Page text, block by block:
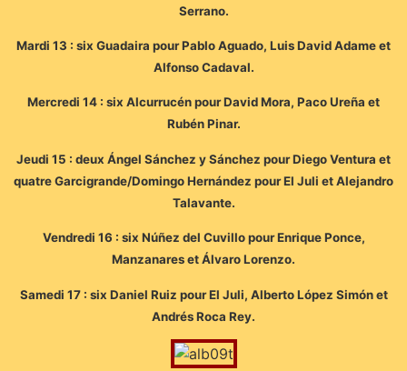
Serrano.
Mardi 13 : six Guadaira pour Pablo Aguado, Luis David Adame et
Alfonso Cadaval.
Mercredi 14 : six Alcurrucén pour David Mora, Paco Ureña et
Rubén Pinar.
Jeudi 15 : deux Ángel Sánchez y Sánchez pour Diego Ventura et
quatre Garcigrande/Domingo Hernández pour El Juli et Alejandro
Talavante.
Vendredi 16 : six Núñez del Cuvillo pour Enrique Ponce,
Manzanares et Álvaro Lorenzo.
Samedi 17 : six Daniel Ruiz pour El Juli, Alberto López Simón et
Andrés Roca Rey.